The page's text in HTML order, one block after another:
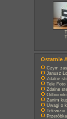
Ostatnie
Czym
Janusz
Zdalne
Tele Foto
Zdalne
Zanim
Uwagi o
Telewizor